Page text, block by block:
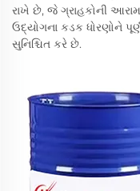
રાખે છે, જે ગ્રાહકોની
ઉદ્યોગના કડક ધોરણોને
સુનિશ્ચિત કરે છે.